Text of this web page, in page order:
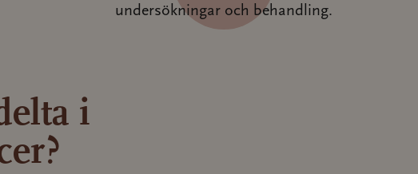
undersökningar och behandling.
i